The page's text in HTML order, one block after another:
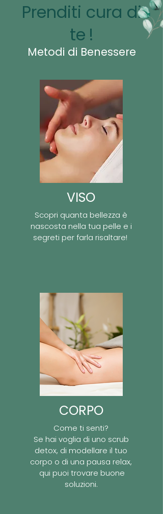
Prenditi cura di
te !
Metodi di Benessere
VISO
Scopri quanta bellezza è
nascosta nella tua pelle e i
segreti per farla risaltare!
CORPO
Come ti senti?
Se hai voglia di uno scrub
detox, di modellare il tuo
corpo o di una pausa relax,
qui puoi trovare buone
soluzioni.